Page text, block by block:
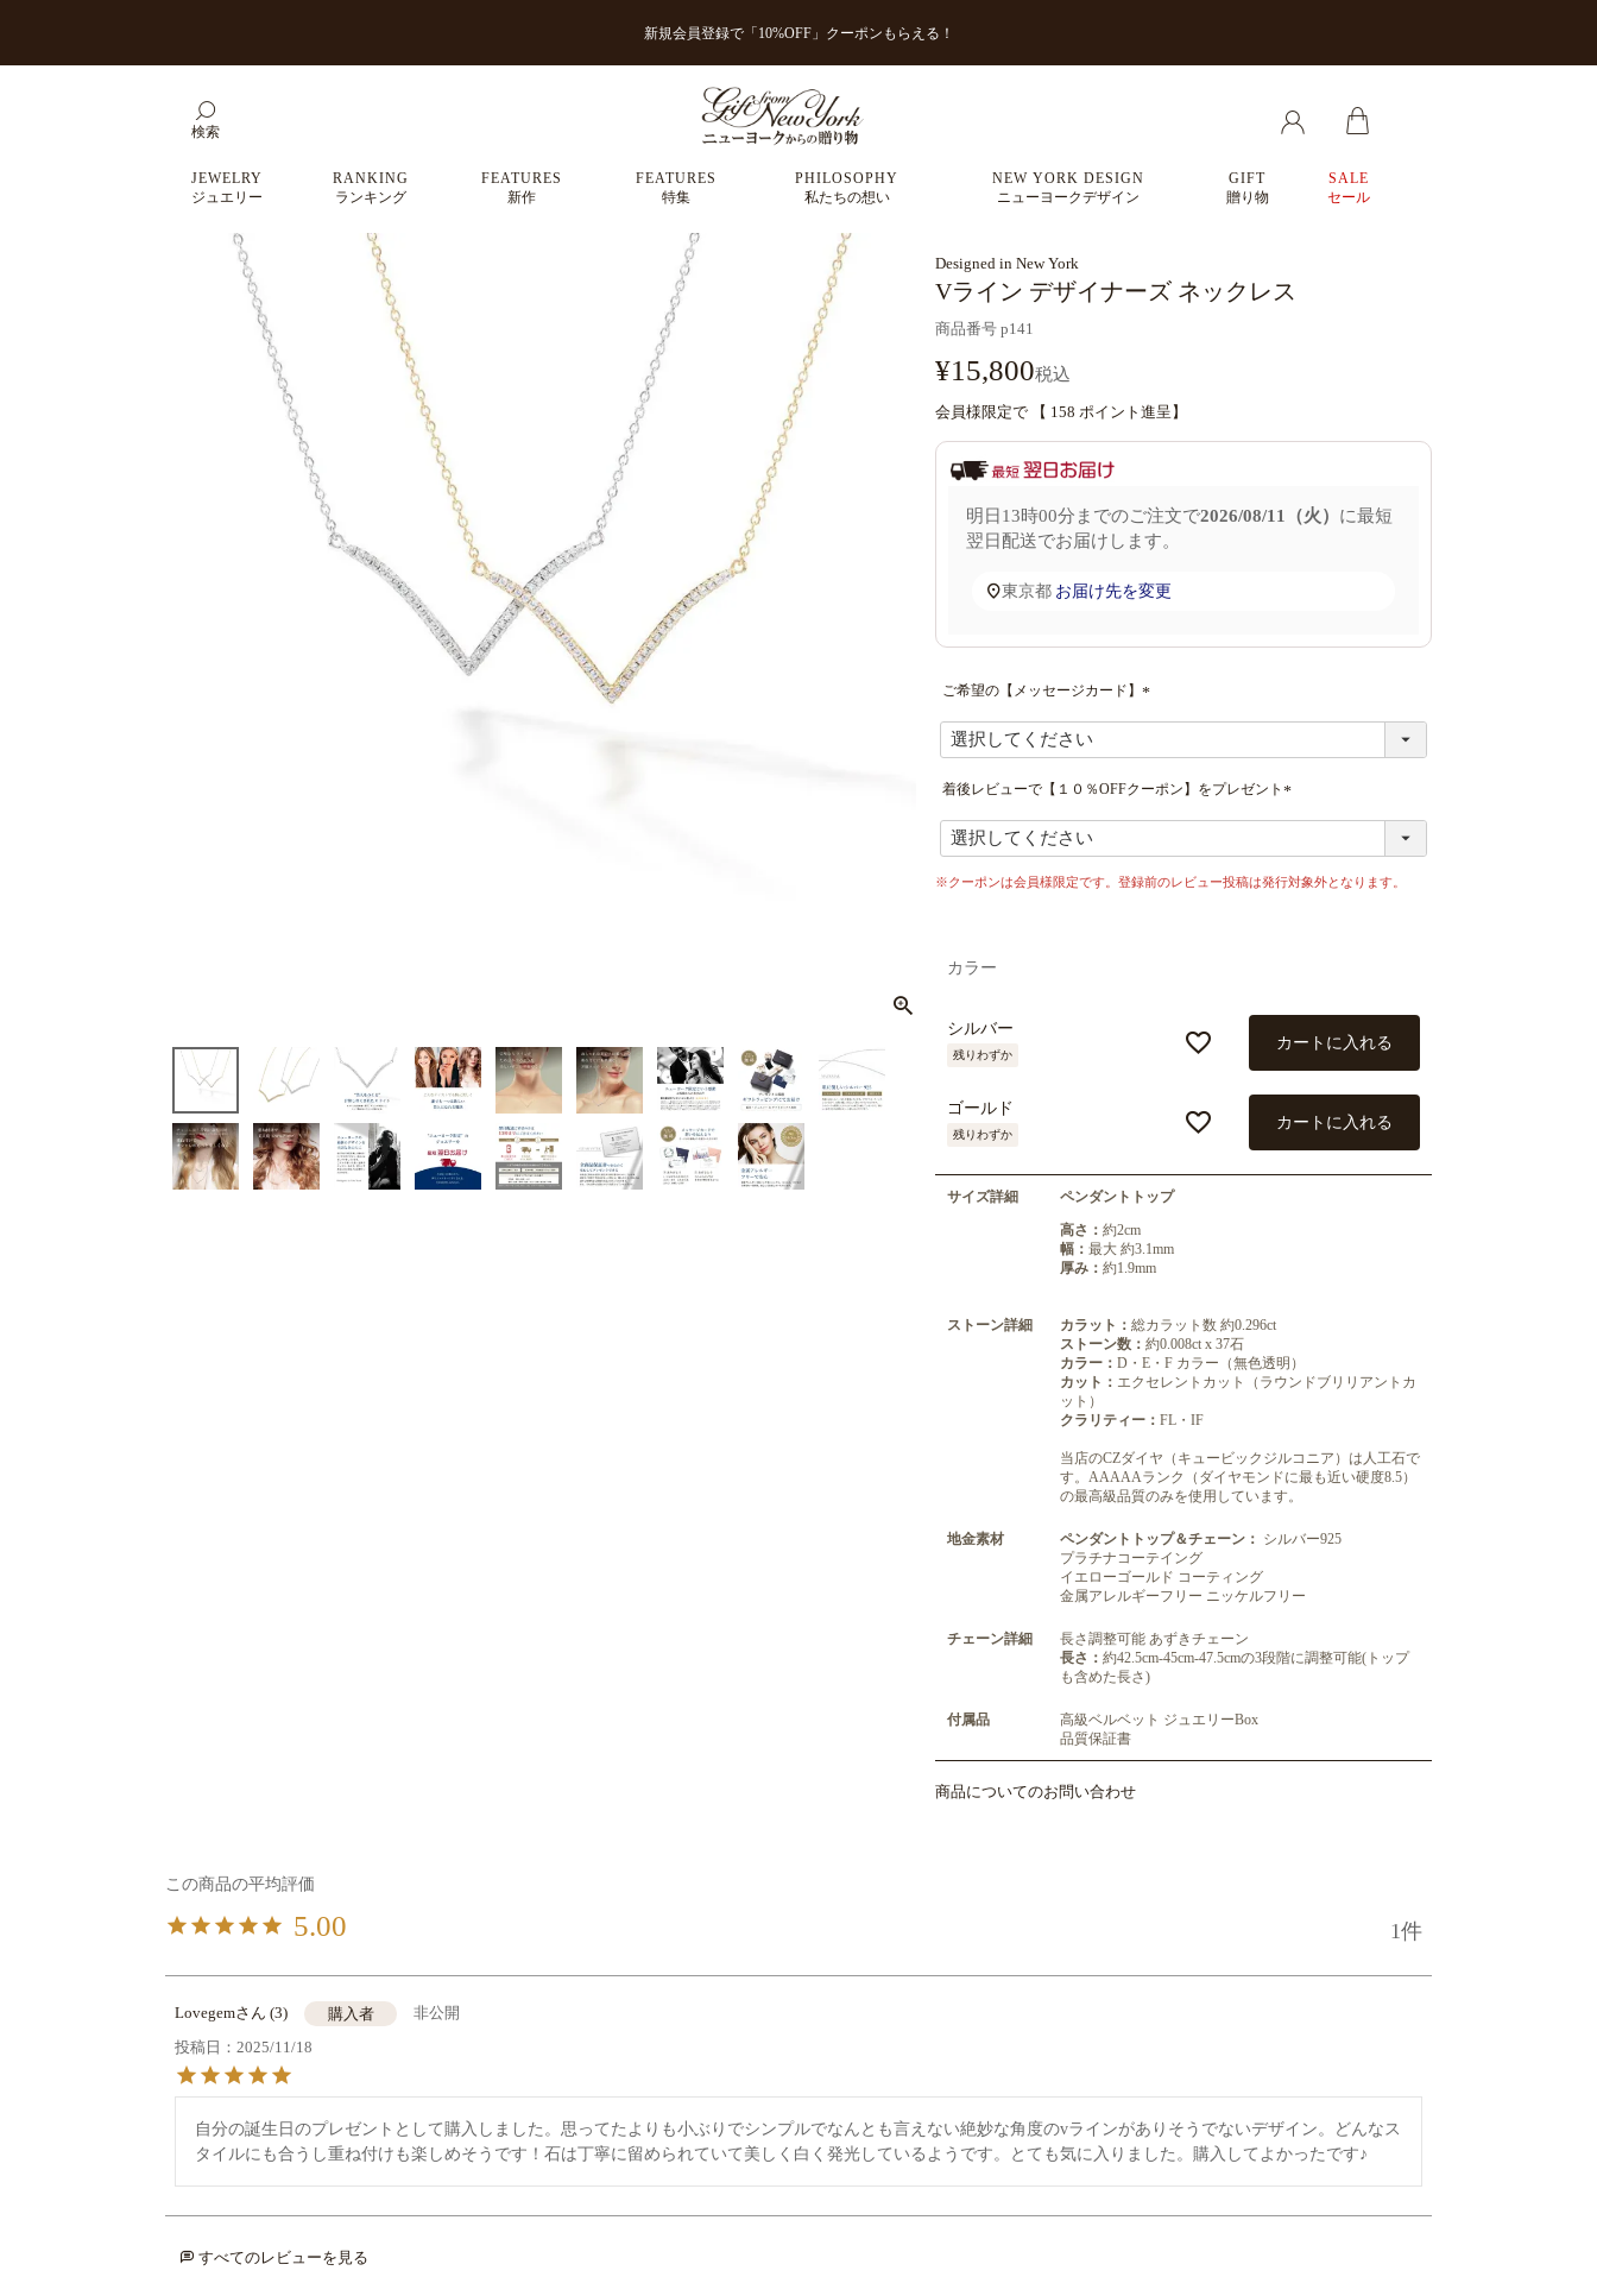
新規会員登録で「10%OFF」クーポンもらえる！
検索
JEWELRY
ジュエリー
RANKING
ランキング
FEATURES
新作
FEATURES
特集
PHILOSOPHY
私たちの想い
NEW YORK DESIGN
ニューヨークデザイン
GIFT
贈り物
SALE
セール
Designed in New York
Vライン デザイナーズ ネックレス
商品番号 p141
¥15,800税込
会員様限定で 【 158 ポイント進呈】
明日 13時00分 までのご注文で2026/08/11（火） に最短
翌日配送でお届けします。
東京都 お届け先を変更
ご希望の【メッセージカード】
着後レビューで【１０％OFFクーポン】をプレゼント
※クーポンは会員様限定です。登録前のレビュー投稿は発行対象外となります。
カラー
シルバー
残りわずか
カートに入れる
ゴールド
残りわずか
カートに入れる
サイズ詳細
ペンダントトップ
高さ： 約2cm
幅： 最大 約3.1mm
厚み： 約1.9mm
ストーン詳細 カラット： 総カラット数 約0.296ct
ストーン数： 約0.008ct x 37石
カラー： D・E・F カラー（無色透明）
カット： エクセレントカット（ラウンドブリリアントカ
ット）
クラリティー： FL・IF
当店のCZダイヤ（キュービックジルコニア）は人工石で
す。AAAAAランク（ダイヤモンドに最も近い硬度8.5）
の最高級品質のみを使用しています。
地金素材 ペンダントトップ＆チェーン： シルバー925
プラチナコーテイング
イエローゴールド コーティング
金属アレルギーフリー ニッケルフリー
チェーン詳細
長さ調整可能 あずきチェーン
長さ： 約42.5cm-45cm-47.5cmの3段階に調整可能(トップ
も含めた長さ)
付属品
高級ベルベット ジュエリーBox
品質保証書
商品についてのお問い合わせ
5.00 1
Lovegem 3 購入者
非公開
投稿日
2025/11/18
自分の誕生日のプレゼントとして購入しました。思ってたよりも小ぶりでシンプルでなんとも言えない絶妙な角度のvラインがありそうでないデザイン。どんなス
タイルにも合うし重ね付けも楽しめそうです！石は丁寧に留められていて美しく白く発光しているようです。とても気に入りました。購入してよかったです♪
すべてのレビューを見る